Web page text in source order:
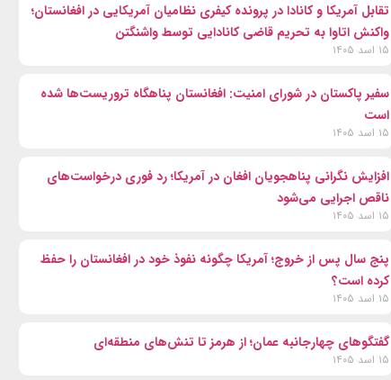
تقابل آمریکا و کانادا در پرونده کیفری نظامیان آمریکایی در افغانستان؛
واکنش اتاوا به تحریم قاضی کانادایی توسط واشنگتن
۱۵ اسد ۱۴۰۵
سفیر پاکستان در شورای امنیت: افغانستان پناهگاه تروریست‌ها شده
است
۱۵ اسد ۱۴۰۵
افزایش نگرانی پناهجویان افغان در آمریکا؛ رد فوری درخواست‌های
ناقص اجرایی می‌شود
۱۵ اسد ۱۴۰۵
پنج سال پس از خروج؛ آمریکا چگونه نفوذ خود در افغانستان را حفظ
کرده است؟
۱۵ اسد ۱۴۰۵
گفتگوهای چهارجانبه عمان؛ از هرمز تا تنش‌های منطقه‌ای
۱۵ اسد ۱۴۰۵